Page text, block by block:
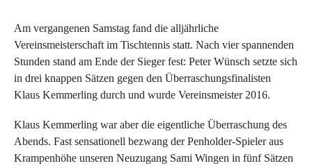
Am vergangenen Samstag fand die alljährliche
Vereinsmeisterschaft im Tischtennis statt. Nach vier spannenden
Stunden stand am Ende der Sieger fest: Peter Wünsch setzte sich
in drei knappen Sätzen gegen den Überraschungsfinalisten
Klaus Kemmerling durch und wurde Vereinsmeister 2016.
Klaus Kemmerling war aber die eigentliche Überraschung des
Abends. Fast sensationell bezwang der Penholder-Spieler aus
Krampenhöhe unseren Neuzugang Sami Wingen in fünf Sätzen